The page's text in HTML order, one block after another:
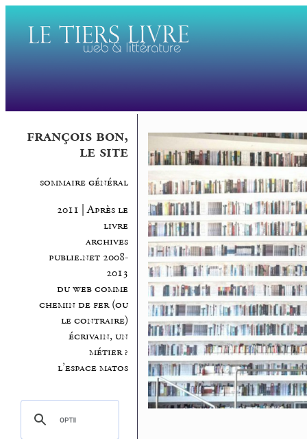
françois bon,
le site
sommaire général
2011 | Après le
livre
archives
publie.net 2008-
2013
du web comme
chemin de fer (ou
le contraire)
écrivain, un
métier ?
l’espace matos